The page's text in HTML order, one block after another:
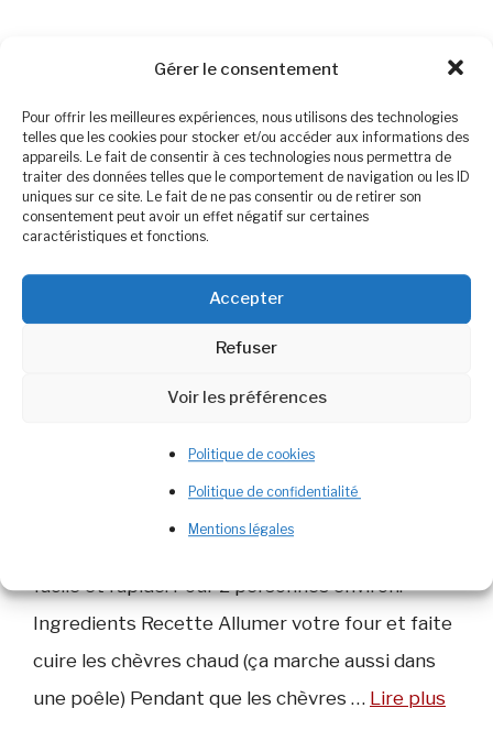
Gérer le consentement
Pour offrir les meilleures expériences, nous utilisons des technologies
telles que les cookies pour stocker et/ou accéder aux informations des
appareils. Le fait de consentir à ces technologies nous permettra de
traiter des données telles que le comportement de navigation ou les ID
uniques sur ce site. Le fait de ne pas consentir ou de retirer son
consentement peut avoir un effet négatif sur certaines
caractéristiques et fonctions.
Accepter
Refuser
Voir les préférences
Politique de cookies
Politique de confidentialité
Mentions légales
facile et rapide. Pour 2 personnes environ.
Ingredients Recette Allumer votre four et faite
cuire les chèvres chaud (ça marche aussi dans
une poêle) Pendant que les chèvres … Lire plus